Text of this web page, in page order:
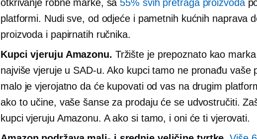
otkrivanje robne marke, sa 55% svih pretraga proizvoda
platformi. Nudi sve, od odjeće i pametnih kućnih naprava
proizvoda i papirnatih ručnika.
Kupci vjeruju Amazonu. Tržište je prepoznato kao
najviše vjeruje u SAD-u. Ako kupci tamo ne pronađu vaše
malo je vjerojatno da će kupovati od vas na drugim
ako to učine, vaše šanse za prodaju će se udvostručiti.
kupci vjeruju Amazonu. A ako si tamo, i oni će ti vjerovati.